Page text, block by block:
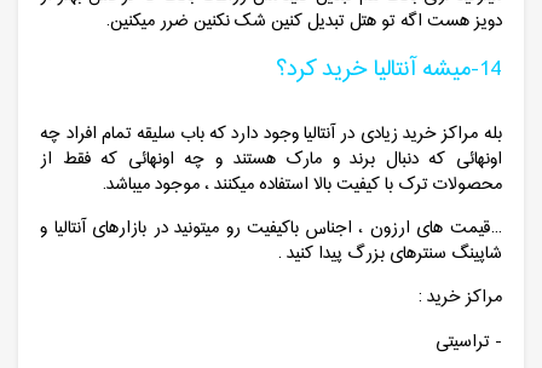
دویز هست اگه تو هتل تبدیل کنین شک نکنین ضرر میکنین.
14-میشه آنتالیا خرید کرد؟
بله مراکز خرید زیادی در آنتالیا وجود دارد که باب سلیقه تمام افراد چه
اونهائی که دنبال برند و مارک هستند و چه اونهائی که فقط از
محصولات ترک با کیفیت بالا استفاده میکنند ، موجود میباشد.
...قیمت های ارزون ، اجناس باکیفیت رو میتونید در بازارهای آنتالیا و
شاپینگ سنترهای بزرگ پیدا کنید .
مراکز خرید :
- تراسیتی